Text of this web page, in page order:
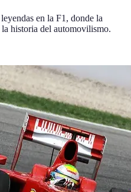
en la F1, donde la
historia del automovilismo.